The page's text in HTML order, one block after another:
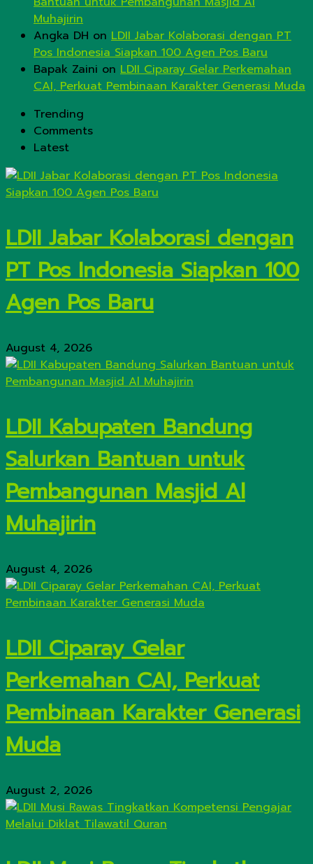
Muhajirin
Angka DH on LDII Jabar Kolaborasi dengan PT
Pos Indonesia Siapkan 100 Agen Pos Baru
Bapak Zaini on LDII Ciparay Gelar Perkemahan
CAI, Perkuat Pembinaan Karakter Generasi Muda
Trending
Comments
Latest
LDII Jabar Kolaborasi dengan
PT Pos Indonesia Siapkan 100
Agen Pos Baru
August 4, 2026
LDII Kabupaten Bandung
Salurkan Bantuan untuk
Pembangunan Masjid Al
Muhajirin
August 4, 2026
LDII Ciparay Gelar
Perkemahan CAI, Perkuat
Pembinaan Karakter Generasi
Muda
August 2, 2026